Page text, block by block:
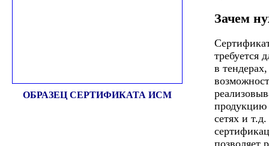
ОБРАЗЕЦ СЕРТИФИКАТА ИСМ
Зачем
требуется
в
продукцию
сетях и
позволяет